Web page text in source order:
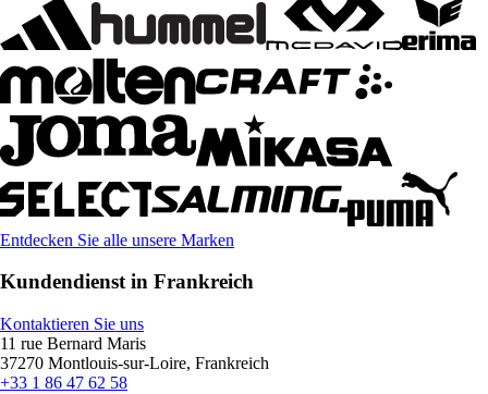
Entdecken Sie alle unsere Marken
Kundendienst in Frankreich
Kontaktieren Sie uns
11 rue Bernard Maris
37270 Montlouis-sur-Loire, Frankreich
+33 1 86 47 62 58